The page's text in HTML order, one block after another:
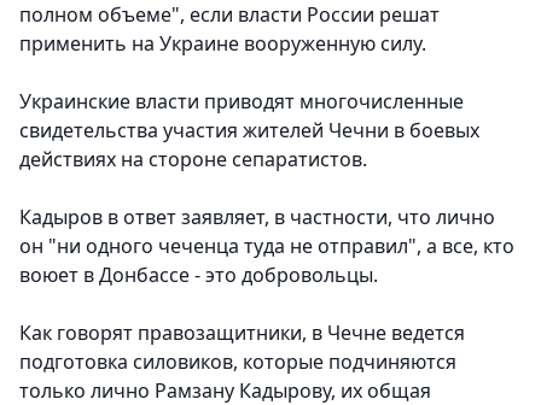
полном объеме", если власти России решат
применить на Украине вооруженную силу.
Украинские власти приводят многочисленные
свидетельства участия жителей Чечни в боевых
действиях на стороне сепаратистов.
Кадыров в ответ заявляет, в частности, что лично
он "ни одного чеченца туда не отправил", а все, кто
воюет в Донбассе - это добровольцы.
Как говорят правозащитники, в Чечне ведется
подготовка силовиков, которые подчиняются
только лично Рамзану Кадырову, их общая